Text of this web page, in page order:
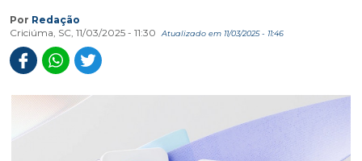
Por Redação
Criciúma, SC, 11/03/2025 - 11:30
Atualizado em 11/03/2025 - 11:46